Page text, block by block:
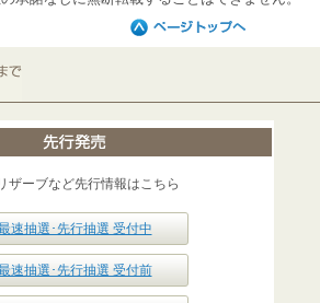
ザーブなど先行情報はこちら
速抽選･先行抽選 受付中
速抽選･先行抽選 受付前